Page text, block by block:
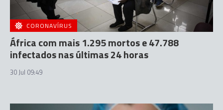
CORONAVÍRUS
África com mais 1.295 mortos e 47.788
infectados nas últimas 24 horas
30 Jul 09:49